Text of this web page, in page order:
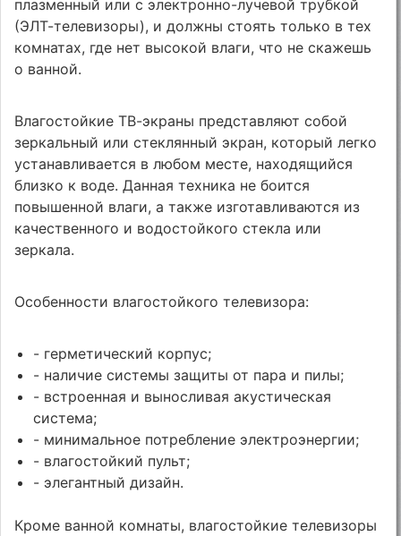
плазменный или с электронно-лучевой трубкой
(ЭЛТ-телевизоры), и должны стоять только в тех
комнатах, где нет высокой влаги, что не скажешь
о ванной.
Влагостойкие ТВ-экраны представляют собой
зеркальный или стеклянный экран, который легко
устанавливается в любом месте, находящийся
близко к воде. Данная техника не боится
повышенной влаги, а также изготавливаются из
качественного и водостойкого стекла или
зеркала.
Особенности влагостойкого телевизора:
- герметический корпус;
- наличие системы защиты от пара и пилы;
- встроенная и выносливая акустическая
система;
- минимальное потребление электроэнергии;
- влагостойкий пульт;
- элегантный дизайн.
Кроме ванной комнаты, влагостойкие телевизоры